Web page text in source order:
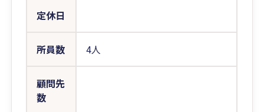
定休日
所員数 4人
顧問先
数